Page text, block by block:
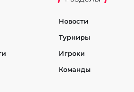
Новости
Турниры
Игроки
Команды